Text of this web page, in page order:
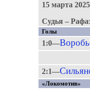
15 марта
Судья –
Голы
1:0—
2:1—
«Локомотив»